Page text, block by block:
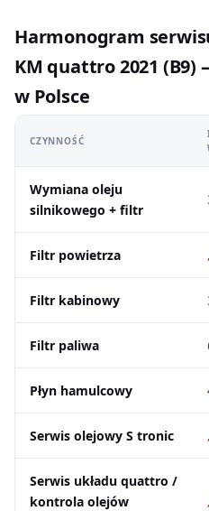
Harmonogram
KM quattro 2021
w Polsce
CZYNNOŚĆ
Wymiana oleju
silnikowego + filtr
Filtr powietrza
Filtr kabinowy
Filtr paliwa
Płyn hamulcowy
Serwis olejowy S tronic
Serwis układu quattro /
kontrola olejów